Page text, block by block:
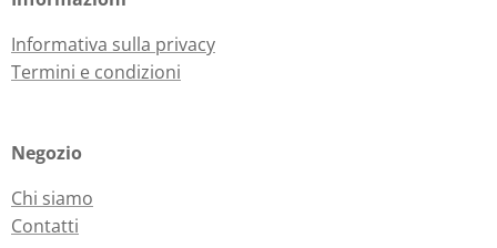
Informativa sulla privacy
Termini e condizioni
Negozio
Chi siamo
Contatti